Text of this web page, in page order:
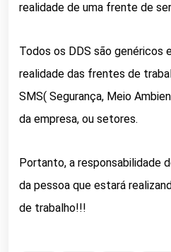
realidade de uma frente de
Todos os DDS são genéricos
realidade das frentes de
SMS( Segurança, Meio
da empresa, ou setores.
Portanto, a responsabilidade
da pessoa que estará
de trabalho!!!